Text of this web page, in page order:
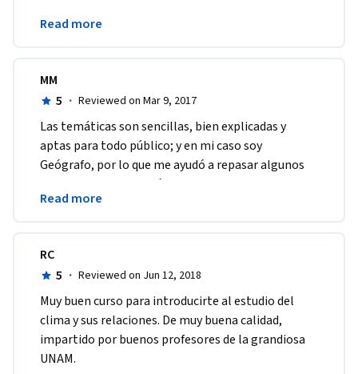
FUNDAMENTAL PARA LA TIERRA.
Read more
MM
5 · Reviewed on Mar 9, 2017
Las temáticas son sencillas, bien explicadas y
aptas para todo público; y en mi caso soy
Geógrafo, por lo que me ayudó a repasar algunos
puntos de mi formación profesional.
Recomendado =)
Read more
RC
5 · Reviewed on Jun 12, 2018
Muy buen curso para introducirte al estudio del
clima y sus relaciones. De muy buena calidad,
impartido por buenos profesores de la grandiosa
UNAM.